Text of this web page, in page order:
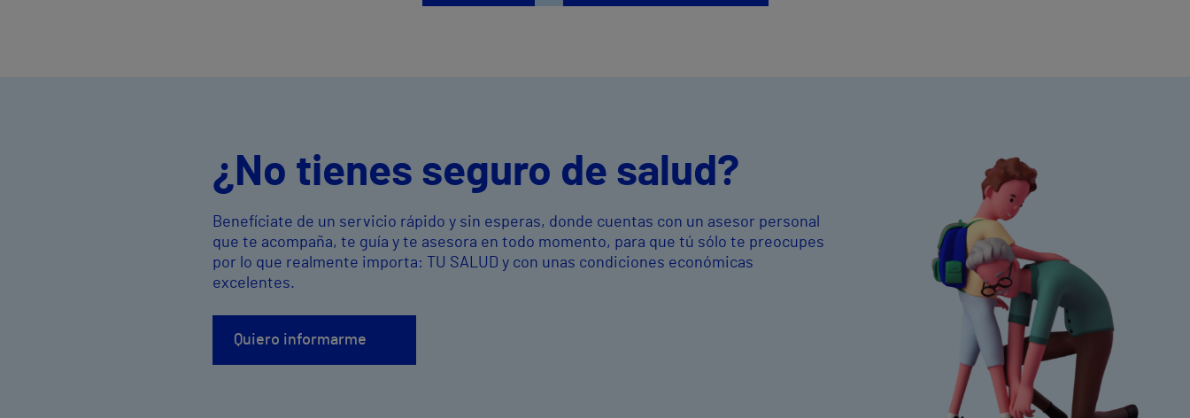
¿No tienes seguro de salud?
Benefíciate de un servicio rápido y sin esperas, donde cuentas con un asesor personal
que te acompaña, te guía y te asesora en todo momento, para que tú sólo te preocupes
por lo que realmente importa: TU SALUD y con unas condiciones económicas
excelentes.
Quiero informarme